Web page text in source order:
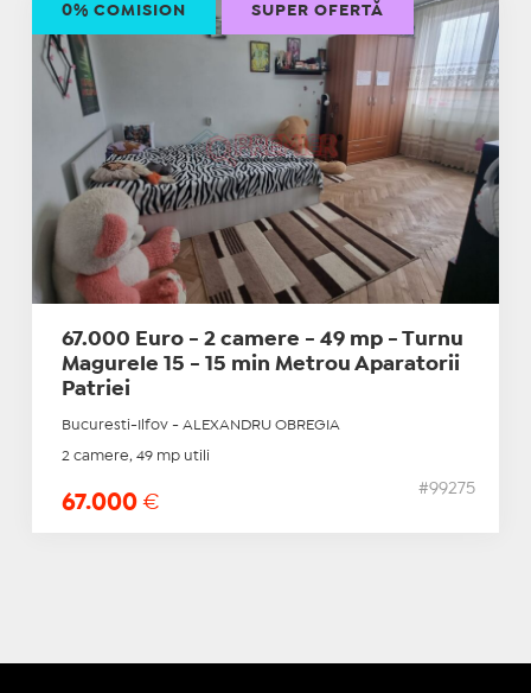
67.000 Euro - 2 camere - 49 mp - Turnu
Magurele 15 - 15 min Metrou Aparatorii
Patriei
Bucuresti-Ilfov - ALEXANDRU OBREGIA
2 camere, 49 mp utili
67.000 €
#99275
0% COMISION SUPER OFERTĂ